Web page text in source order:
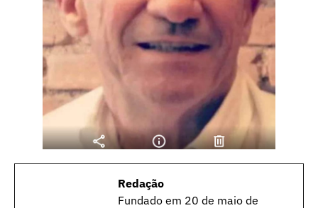
Redação
Fundado em 20 de maio de